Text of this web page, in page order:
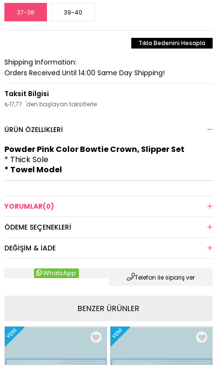
37-38 39-40
Tıkla Bedenini Hesapla
Shipping Information:
Orders Received Until 14:00 Same Day Shipping!
₺17,77 'den başlayan taksitlerle
ÜRÜN ÖZELLIKLERI
Powder Pink Color Bowtie Crown, Slipper Set
* Thick Sole
* Towel Model
YORUMLAR(0)
ÖDEME SEÇENEKLERI
DEĞIŞIM & İADE
Telefon ile sipariş ver
WhatsApp
BENZER ÜRÜNLER
YENI YENI